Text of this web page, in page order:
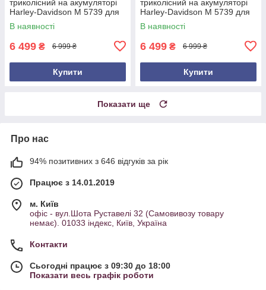
триколісний на акумуляторі
Harley-Davidson M 5739 для
дітей 3-8 років Синій
В наявності
6 499 ₴ 6 999 ₴
Купити
триколісний на акумуляторі
Harley-Davidson M 5739 для
дітей 3-8 років Рожевий
В наявності
6 499 ₴ 6 999 ₴
Купити
Показати ще
Про нас
94% позитивних з 646 відгуків за рік
Працює з 14.01.2019
м. Київ
офіс - вул.Шота Руставелі 32 (Самовивозу товару
немає). 01033 індекс, Київ, Україна
Контакти
Сьогодні працює з 09:30 до 18:00
Показати весь графік роботи